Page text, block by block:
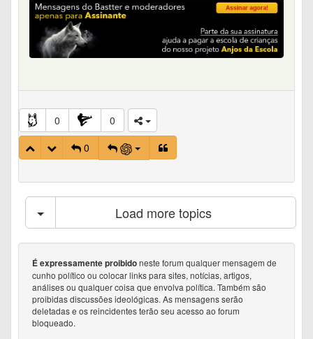
0
0
0
Load more topics
É expressamente proibidoneste forum qualquer mensagem de
cunho político ou colocar links para sites, notícias, artigos,
análises ou qualquer coisa que envolva política. Também são
proibidas discussões ideológicas. As mensagens serão
deletadas e os reincidentes terão seu acesso ao forum
bloqueado.